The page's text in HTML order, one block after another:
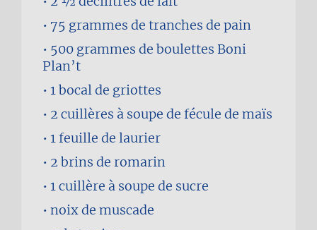
75 grammes de tranches de pain
500 grammes de boulettes Boni
Plan’t
1bocal de griottes
2 cuillères à soupe de fécule de maïs
1feuille de laurier
2 brins de romarin
1 cuillère à soupe de sucre
noix de muscade